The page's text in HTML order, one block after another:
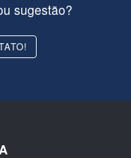
sugestão?